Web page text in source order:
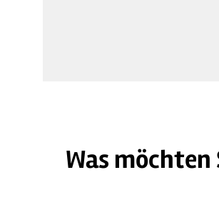
© Ferienwohnung "Bergisches Land"
Was möchten